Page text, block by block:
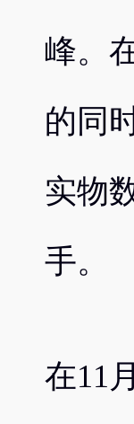
峰。
的同
实物
手。
在11